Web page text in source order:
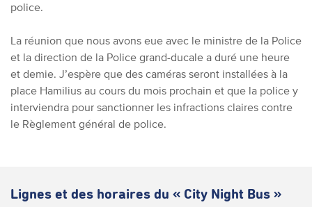
police.
La réunion que nous avons eue avec le ministre de la Police
et la direction de la Police grand-ducale a duré une heure
et demie. J’espère que des caméras seront installées à la
place Hamilius au cours du mois prochain et que la police y
interviendra pour sanctionner les infractions claires contre
le Règlement général de police.
Lignes et des horaires du « City Night Bus »